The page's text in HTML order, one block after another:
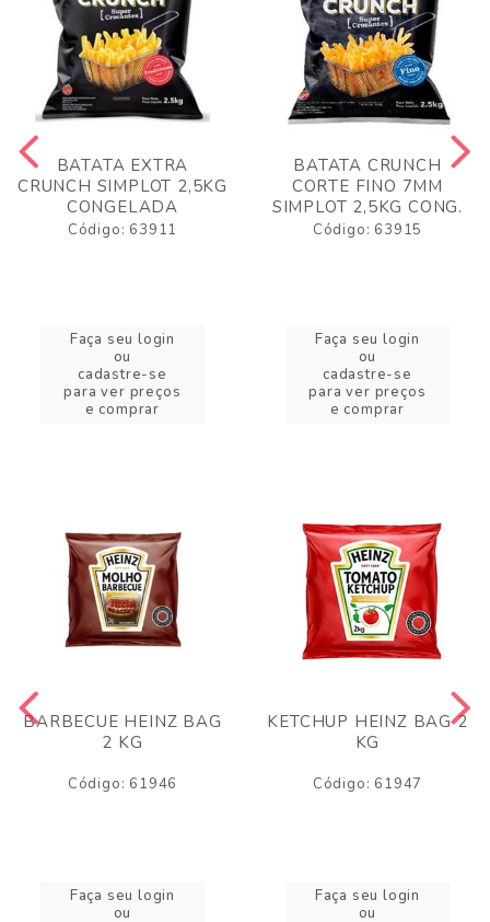
BATATA EXTRA
CRUNCH SIMPLOT 2,5KG
CONGELADA
Código: 63911
Faça seu login
ou
cadastre-se
para ver preços
e comprar
BATATA CRUNCH
CORTE FINO 7MM
SIMPLOT 2,5KG CONG.
Código: 63915
Faça seu login
ou
cadastre-se
para ver preços
e comprar
BARBECUE HEINZ BAG
2 KG
Código: 61946
Faça seu login
ou
KETCHUP HEINZ BAG 2
KG
Código: 61947
Faça seu login
ou